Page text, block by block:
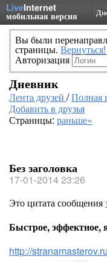
LiveInternet
мобильная версия
Вы были
страницы. Вернуться!
Авторизация
Дневник
Лента друзей /Полная
Добавить в друзья
Страницы: раньше»
Без заголовка
17-01-2014 23:26
Это цитата сообщения
Быстрое, эффектное,
http://